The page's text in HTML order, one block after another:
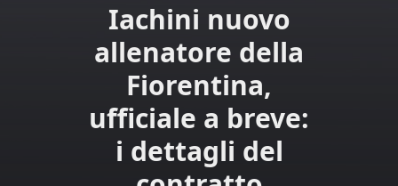
Iachini nuovo
allenatore della
Fiorentina,
ufficiale a breve:
i dettagli del